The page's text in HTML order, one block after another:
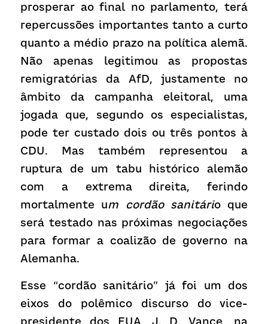
prosperar ao final no parlamento, terá
repercussões importantes tanto a curto
quanto a médio prazo na política alemã.
Não apenas legitimou as propostas
remigratórias da AfD, justamente no
âmbito da campanha eleitoral, uma
jogada que, segundo os especialistas,
pode ter custado dois ou três pontos à
CDU. Mas também representou a
ruptura de um tabu histórico alemão
com a extrema direita, ferindo
mortalmente um cordão sanitário que
será testado nas próximas negociações
para formar a coalizão de governo na
Alemanha.
Esse “cordão sanitário” já foi um dos
eixos do polêmico discurso do vice-
presidente dos EUA, J. D. Vance, na